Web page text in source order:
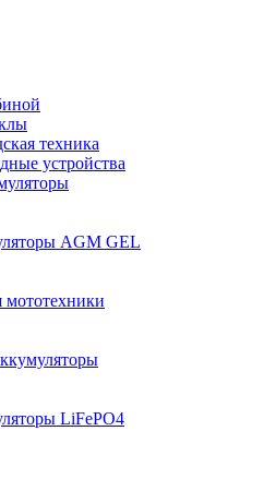
техника
устройства
AGM GEL
мототехники
LiFePO4